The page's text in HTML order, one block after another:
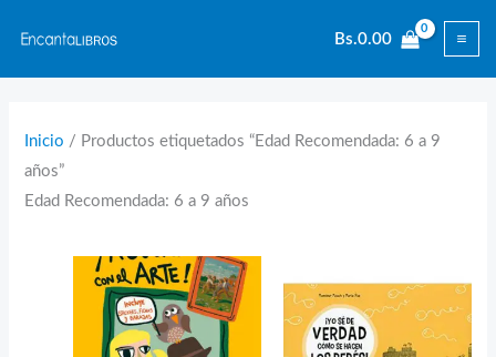
contenido
Bs.0.00
Inicio / Productos etiquetados “Edad Recomendada: 6 a 9
años”
Edad Recomendada: 6 a 9 años